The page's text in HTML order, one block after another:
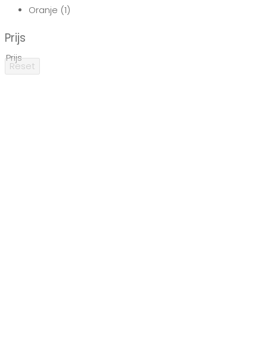
Oranje (1)
Prijs
Prijs
Reset